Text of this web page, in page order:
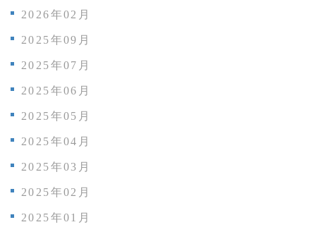
2026年02月
2025年09月
2025年07月
2025年06月
2025年05月
2025年04月
2025年03月
2025年02月
2025年01月